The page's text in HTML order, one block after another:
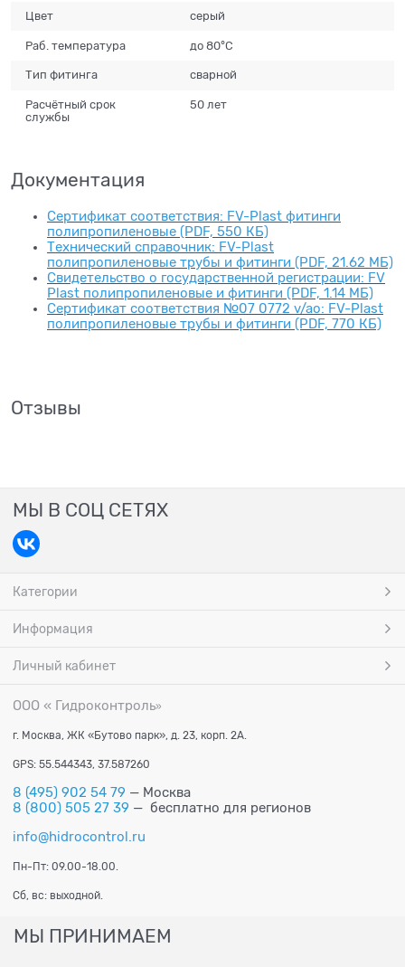
Цвет серый
Раб. температура до 80°С
Тип фитинга сварной
Расчётный срок
службы
50 лет
Документация
Сертификат соответствия: FV-Plast фитинги
полипропиленовые (PDF, 550 КБ)
Технический справочник: FV-Plast
полипропиленовые трубы и фитинги (PDF, 21.62 МБ)
Свидетельство о государственной регистрации: FV
Plast полипропиленовые и фитинги (PDF, 1.14 МБ)
Сертификат соответствия №07 0772 v/ao: FV-Plast
полипропиленовые трубы и фитинги (PDF, 770 КБ)
Отзывы
МЫ В СОЦ СЕТЯХ
Категории
Информация
Личный кабинет
ООО « Гидроконтроль»
г. Москва, ЖК «Бутово парк», д. 23, корп. 2А.
GPS: 55.544343, 37.587260
8 (495) 902 54 79 — Москва
8 (800) 505 27 39 — бесплатно для регионов
info@hidrocontrol.ru
Пн-Пт: 09.00-18.00.
Сб, вс: выходной.
МЫ ПРИНИМАЕМ